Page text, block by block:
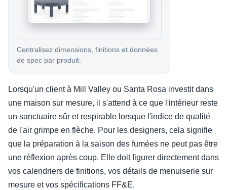
Centralisez dimensions, finitions et données
de spec par produit.
Lorsqu'un client à Mill Valley ou Santa Rosa investit dans
une maison sur mesure, il s'attend à ce que l'intérieur reste
un sanctuaire sûr et respirable lorsque l'indice de qualité
de l'air grimpe en flèche. Pour les designers, cela signifie
que la préparation à la saison des fumées ne peut pas être
une réflexion après coup. Elle doit figurer directement dans
vos calendriers de finitions, vos détails de menuiserie sur
mesure et vos spécifications FF&E.